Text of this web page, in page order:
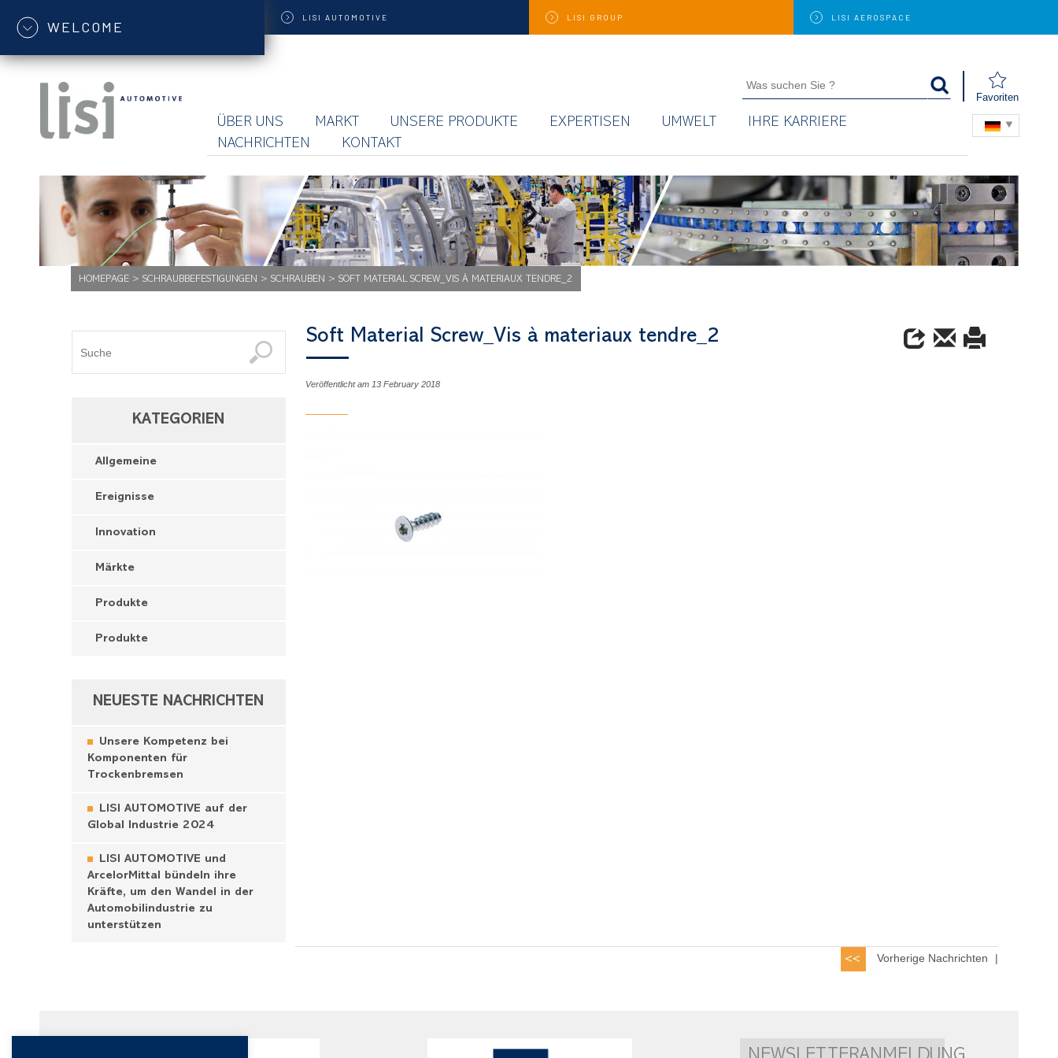
WELCOME
LISI AUTOMOTIVE LISI GROUP LISI AEROSPACE
Favoriten
ÜBER UNS MARKT UNSERE PRODUKTE EXPERTISEN UMWELT
IHRE KARRIERE
NACHRICHTEN
KONTAKT
HOMEPAGE> SCHRAUBBEFESTIGUNGEN > SCHRAUBEN > SOFT MATERIAL SCREW_VIS À MATERIAUX TENDRE_2
KATEGORIEN
Allgemeine
Ereignisse
Innovation
Märkte
Produkte
Produkte
NEUESTE NACHRICHTEN
Unsere Kompetenz bei
Komponenten für
Trockenbremsen
LISI AUTOMOTIVE auf der
Global Industrie 2024
LISI AUTOMOTIVE und
ArcelorMittal bündeln ihre
Kräfte, um den Wandel in der
Automobilindustrie zu
unterstützen
Soft Material Screw_Vis à materiaux tendre_2
Veröffentlicht am 13 February 2018
Vorherige Nachrichten |